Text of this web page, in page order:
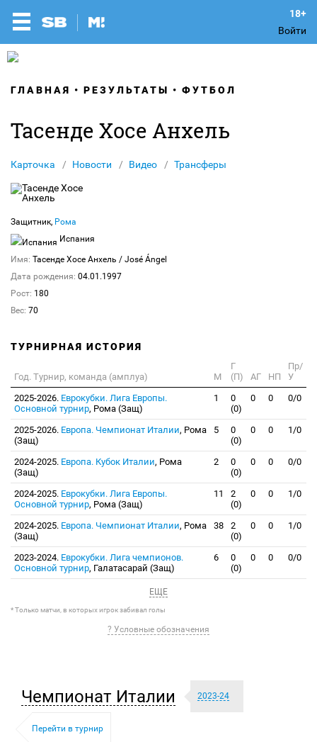
Войти
ГЛАВНАЯ РЕЗУЛЬТАТЫ ФУТБОЛ
Тасенде Хосе Анхель
Карточка Новости Видео Трансферы
Защитник, Рома
Испания
Имя: Тасенде Хосе Анхель / José Ángel
Дата рождения: 04.01.1997
Рост: 180
Вес: 70
ТУРНИРНАЯ ИСТОРИЯ
Год. Турнир, команда (амплуа) М
Г
(П)
АГ НП
Пр/
У
2025-2026. Еврокубки. Лига Европы.
Основной турнир, Рома (Защ)
1
0
(0)
0 0 0/0
2025-2026. Европа. Чемпионат Италии, Рома
(Защ)
5
0
(0)
0 0 1/0
2024-2025. Европа. Кубок Италии, Рома
(Защ)
2
0
(0)
0 0 0/0
2024-2025. Еврокубки. Лига Европы.
Основной турнир, Рома (Защ)
11
2
(0)
0 0 1/0
2024-2025. Европа. Чемпионат Италии, Рома
(Защ)
38
2
(0)
0 0 1/0
2023-2024. Еврокубки. Лига чемпионов.
Основной турнир, Галатасарай (Защ)
6
0
(0)
0 0 0/0
ЕЩЕ
* Только матчи, в которых игрок забивал голы
? Условные обозначения
Чемпионат Италии 2023-24
Перейти в турнир